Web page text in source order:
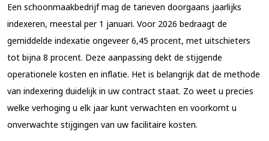
Een schoonmaakbedrijf mag de tarieven doorgaans jaarlijks
indexeren, meestal per 1 januari. Voor 2026 bedraagt de
gemiddelde indexatie ongeveer 6,45 procent, met uitschieters
tot bijna 8 procent. Deze aanpassing dekt de stijgende
operationele kosten en inflatie. Het is belangrijk dat de methode
van indexering duidelijk in uw contract staat. Zo weet u precies
welke verhoging u elk jaar kunt verwachten en voorkomt u
onverwachte stijgingen van uw facilitaire kosten.